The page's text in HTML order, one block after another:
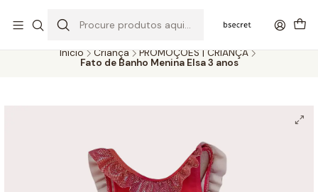
A 5 DIAS
Início Criança
PROMOÇÕES | CRIANÇA
Fato de Banho Menina Elsa 3 anos